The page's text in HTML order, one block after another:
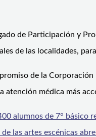
de Participación y
de las localidades,
de la
atención médica más
alumnos de 7° básico
las artes escénicas